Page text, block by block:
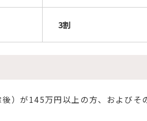
3割
）が145万円以上の方、およびそ